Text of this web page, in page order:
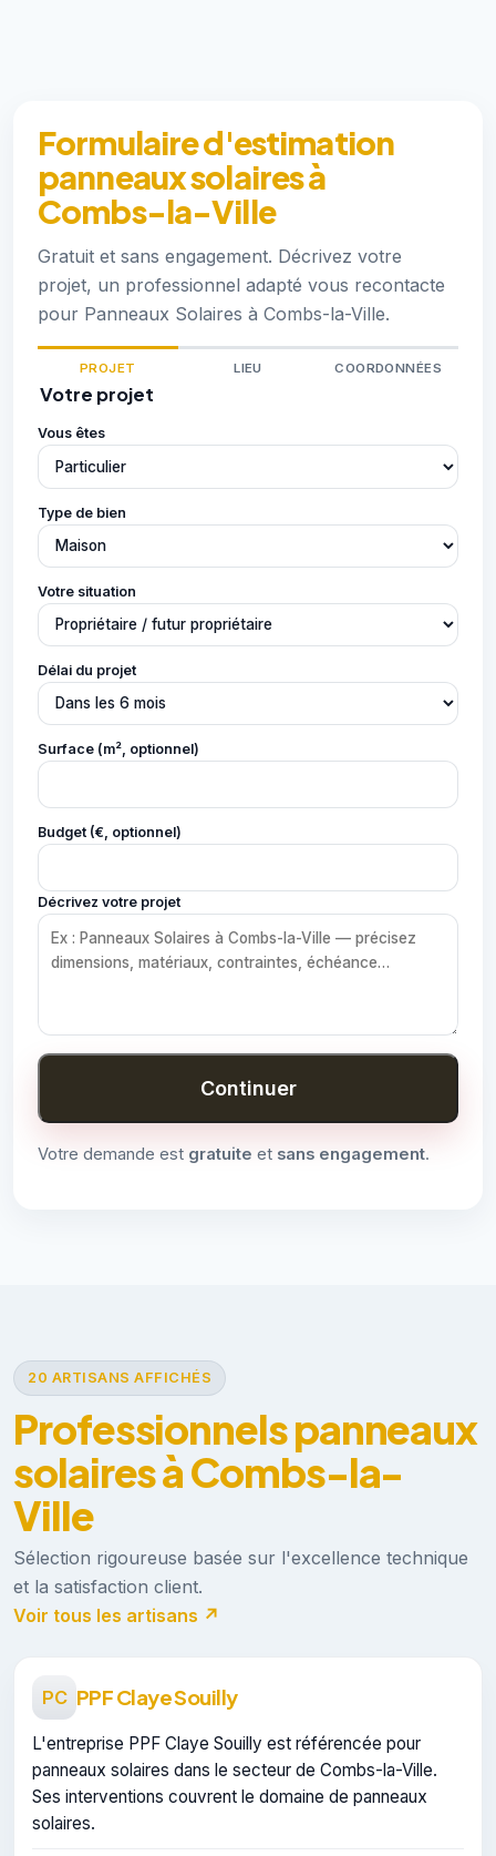
Formulaire d'estimation
panneaux solaires à
Combs-la-Ville
Gratuit et sans engagement. Décrivez votre
projet, un professionnel adapté vous recontacte
pour Panneaux Solaires à Combs-la-Ville.
PROJET LIEU COORDONNÉES
Votre projet
Vous êtes
Type de bien
Votre situation
Délai du projet
Surface (m², optionnel)
Budget (€, optionnel)
Décrivez votre projet
Continuer
Votre demande est gratuite et sans engagement.
20 ARTISANS AFFICHÉS
Professionnels panneaux
solaires à Combs-la-
Ville
Sélection rigoureuse basée sur l'excellence technique
et la satisfaction client.
Voir tous les artisans ↗
PC PPF Claye Souilly
L'entreprise PPF Claye Souilly est référencée pour
panneaux solaires dans le secteur de Combs-la-Ville.
Ses interventions couvrent le domaine de panneaux
solaires.